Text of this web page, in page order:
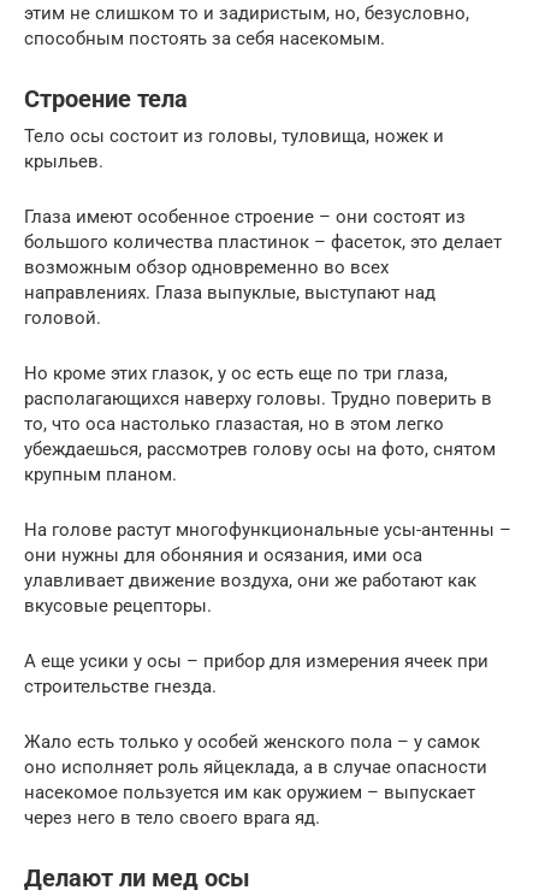
этим не слишком то и задиристым, но, безусловно,
способным постоять за себя насекомым.
Строение тела
Тело осы состоит из головы, туловища, ножек и
крыльев.
Глаза имеют особенное строение – они состоят из
большого количества пластинок – фасеток, это делает
возможным обзор одновременно во всех
направлениях. Глаза выпуклые, выступают над
головой.
Но кроме этих глазок, у ос есть еще по три глаза,
располагающихся наверху головы. Трудно поверить в
то, что оса настолько глазастая, но в этом легко
убеждаешься, рассмотрев голову осы на фото, снятом
крупным планом.
На голове растут многофункциональные усы-антенны –
они нужны для обоняния и осязания, ими оса
улавливает движение воздуха, они же работают как
вкусовые рецепторы.
А еще усики у осы – прибор для измерения ячеек при
строительстве гнезда.
Жало есть только у особей женского пола – у самок
оно исполняет роль яйцеклада, а в случае опасности
насекомое пользуется им как оружием – выпускает
через него в тело своего врага яд.
Делают ли мед осы